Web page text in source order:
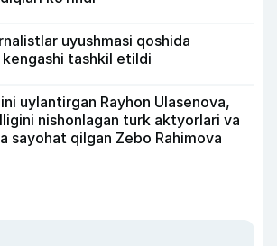
uyushmasi qoshida
tashkil etildi
uylantirgan Rayhon Ulasenova,
nishonlagan turk aktyorlari va
sayohat qilgan Zebo Rahimova